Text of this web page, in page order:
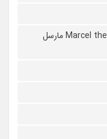
دانلود فیلم Marcel the Shell with Shoes On 2021 مارسل